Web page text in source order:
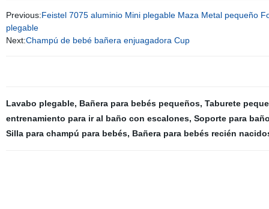
Previous:Feistel 7075 aluminio Mini plegable Maza Metal pequeño
plegable
Next:Champú de bebé bañera enjuagadora Cup
Lavabo plegable, Bañera para bebés pequeños, Taburete
entrenamiento para ir al baño con escalones, Soporte para
Silla para champú para bebés, Bañera para bebés recién